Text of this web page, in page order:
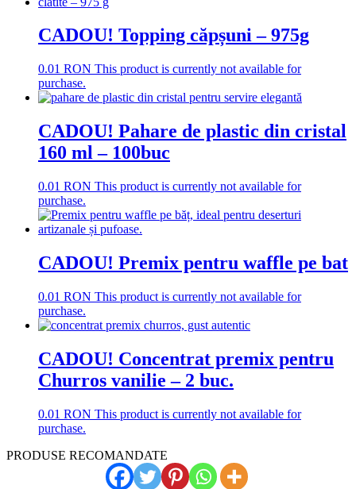
CADOU! Topping căpșuni – 975g
0.01 RON This product is currently not available for
purchase.
CADOU! Pahare de plastic din cristal
160 ml – 100buc
0.01 RON This product is currently not available for
purchase.
CADOU! Premix pentru waffle pe bat
0.01 RON This product is currently not available for
purchase.
CADOU! Concentrat premix pentru
Churros vanilie – 2 buc.
0.01 RON This product is currently not available for
purchase.
PRODUSE RECOMANDATE